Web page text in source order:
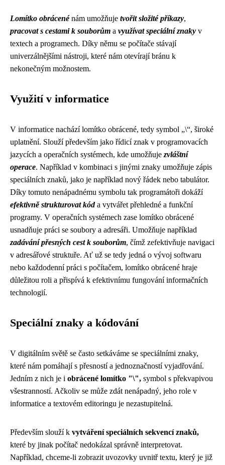
Lomítko obrácenénám umožňuje tvořit složité příkazy,
pracovat s cestami k souborům a využívat speciální znaky v
textech a programech. Díky němu se počítače stávají
univerzálnějšími nástroji, které nám otevírají bránu k
nekonečným možnostem.
Využití v informatice
V informatice nachází lomítko obrácené, tedy symbol „\“, široké
uplatnění. Slouží především jako řídicí znak v programovacích
jazycích a operačních systémech, kde umožňuje zvláštní
operace. Například v kombinaci s jinými znaky umožňuje zápis
speciálních znaků, jako je například nový řádek nebo tabulátor.
Díky tomuto nenápadnému symbolu tak programátoři dokáží
efektivně strukturovat kóda vytvářet přehledné a funkční
programy. V operačních systémech zase lomítko obrácené
usnadňuje práci se soubory a adresáři. Umožňuje například
zadávání přesných cest k souborům, čímž zefektivňuje navigaci
v adresářové struktuře. Ať už se tedy jedná o vývoj softwaru
nebo každodenní práci s počítačem, lomítko obrácené hraje
důležitou roli a přispívá k efektivnímu fungování informačních
technologií.
Speciální znaky a kódování
V digitálním světě se často setkáváme se speciálními znaky,
které nám pomáhají s přesností a jednoznačností vyjadřování.
Jedním z nich je i obrácené lomítko "\", symbol s překvapivou
všestranností. Ačkoliv se může zdát nenápadný, jeho role v
informatice a textovém editoringu je nezastupitelná.
Především slouží k vytváření speciálních sekvencí znaků,
které by jinak počítač nedokázal správně interpretovat.
Například, chceme-li zobrazit uvozovky uvnitř textu, který je již